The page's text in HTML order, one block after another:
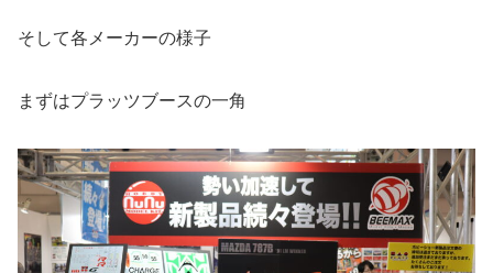
そして各メーカーの様子
まずはプラッツブースの一角